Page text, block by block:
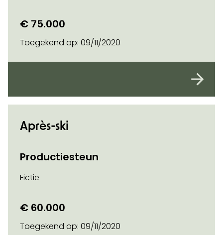
€ 75.000
Toegekend op: 09/11/2020
Après-ski
Productiesteun
Fictie
€ 60.000
Toegekend op: 09/11/2020